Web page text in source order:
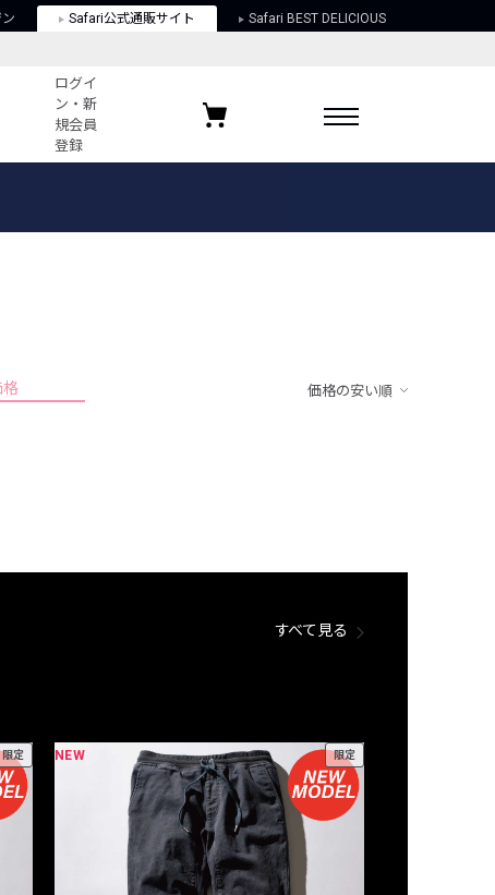
Safari公式通販サイト Safari BEST DELICIOUS
ログイ
ン・新
規会員
登録
リシー
お気に入りブランド
格 価格の安い順
すべて見る
限定 NEW 限定